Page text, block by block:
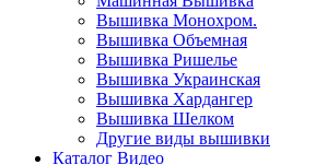
Вышивка Монохром.
Вышивка Объемная
Вышивка Ришелье
Вышивка Украинская
Вышивка Хардангер
Вышивка Шелком
Другие виды вышивки
Каталог Видео